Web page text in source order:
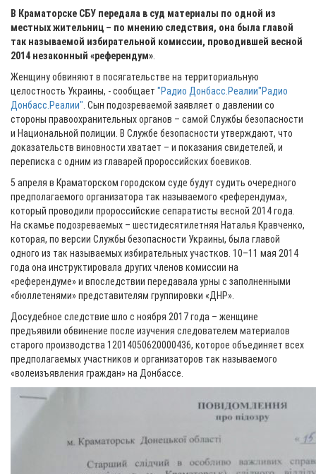
В Краматорске СБУ передала в суд материалы по одной из
местных жительниц – по мнению следствия, она была главой
так называемой избирательной комиссии, проводившей весной
2014 незаконный «референдум»
Женщину обвиняют в посягательстве на территориальную
целостность Украины, - сообщает "Радио Донбасс.Реалии"Радио
Донбасс.Реалии" . Сын подозреваемой заявляет о давлении со
стороны правоохранительных органов – самой Службы безопасности
и Национальной полиции. В Службе безопасности утверждают, что
доказательств виновности хватает – и показания свидетелей, и
переписка с одним из главарей пророссийских боевиков.
5 апреля в Краматорском городском суде будут судить очередного
предполагаемого организатора так называемого «референдума»,
который проводили пророссийские сепаратисты весной 2014 года.
На скамье подозреваемых – шестидесятилетняя Наталья Кравченко,
которая, по версии Службы безопасности Украины, была главой
одного из так называемых избирательных участков. 10–11 мая 2014
года она инструктировала других членов комиссии на
«референдуме» и впоследствии передавала урны с заполненными
«бюллетенями» представителям группировки «ДНР».
Досудебное следствие шло с ноября 2017 года – женщине
предъявили обвинение после изучения следователем материалов
старого производства 12014050620000436, которое объединяет всех
предполагаемых участников и организаторов так называемого
«волеизъявления граждан» на Донбассе.